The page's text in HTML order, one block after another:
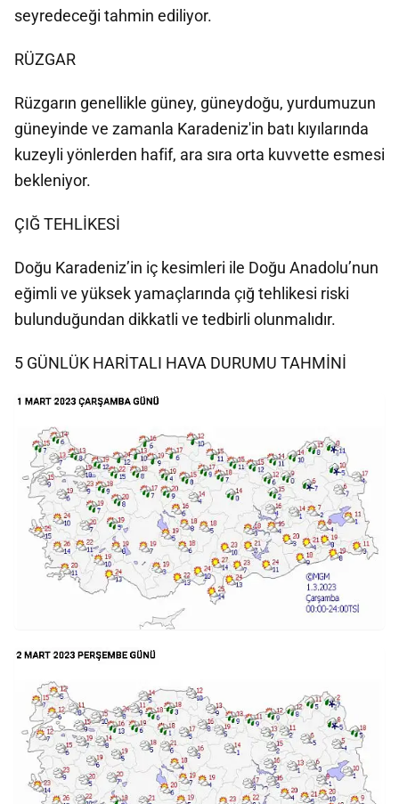
seyredeceği tahmin ediliyor.
RÜZGAR
Rüzgarın genellikle güney, güneydoğu, yurdumuzun
güneyinde ve zamanla Karadeniz'in batı kıyılarında
kuzeyli yönlerden hafif, ara sıra orta kuvvette esmesi
bekleniyor.
ÇIĞ TEHLİKESİ
Doğu Karadeniz’in iç kesimleri ile Doğu Anadolu’nun
eğimli ve yüksek yamaçlarında çığ tehlikesi riski
bulunduğundan dikkatli ve tedbirli olunmalıdır.
5 GÜNLÜK HARİTALI HAVA DURUMU TAHMİNİ